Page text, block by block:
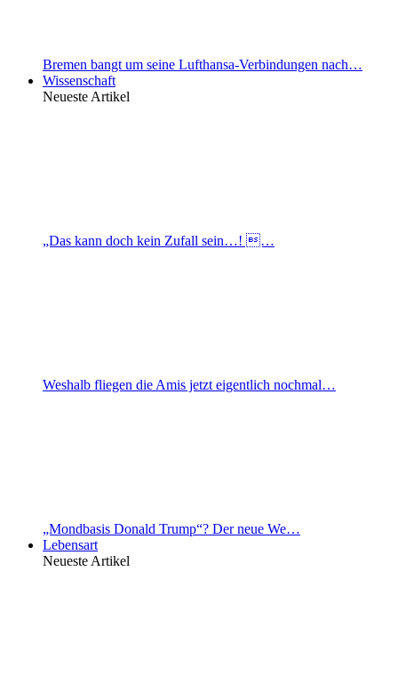
Bremen bangt um seine Lufthansa-Verbindungen nach…
Wissenschaft
Neueste Artikel
„Das kann doch kein Zufall sein…! …
Weshalb fliegen die Amis jetzt eigentlich nochmal…
„Mondbasis Donald Trump“? Der neue We…
Lebensart
Neueste Artikel